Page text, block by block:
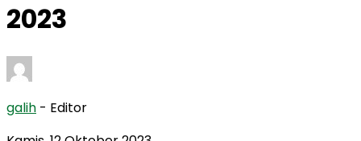
2023
galih - Editor